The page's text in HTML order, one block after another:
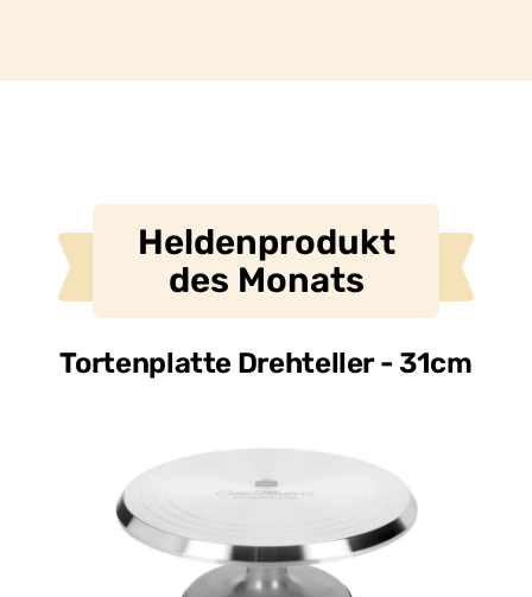
Helden­produkt
des Monats
Tortenplatte Drehteller - 31cm